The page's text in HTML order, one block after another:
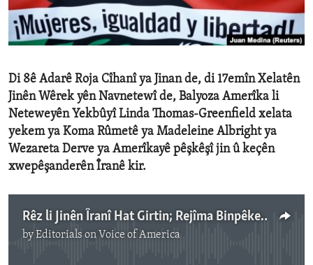
ENVIRONMENT AND HEALTH
IDEALS AND INSTITUTIONS
Di 8ê Adarê Roja Cîhanî ya Jinan de, di 17emîn Xelatên
Jinên Wêrek yên Navnetewî de, Balyoza Amerîka li
Neteweyên Yekbûyî Linda Thomas-Greenfield xelata
yekem ya Koma Rûmetê ya Madeleine Albright ya
Wezareta Derve ya Amerîkayê pêşkêşî jin û keçên
xwepêşanderên Îranê kir.
Rêz li Jinên Îranî Hat Girtin; Rejîma Binpêkera Mafan Hat Ceza Kirin
byEditorials on Voice of America